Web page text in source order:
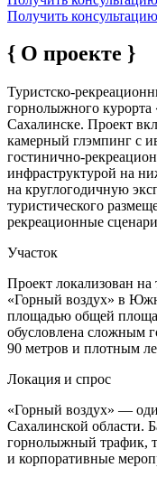
Получить консультацию
{ О проекте }
Туристско-
горнолыжного
Сахалинске. Проект
камерный глэмпинг с
гостинично-
инфраструктурой на
на круглогодичную
туристического
рекреационные
Участок
Проект локализован
«Горный воздух» в
площадью общей
обусловлена сложным
90 метров и плотным
Локация и спрос
«Горный воздух» —
Сахалинской области.
горнолыжный трафик,
и корпоративные